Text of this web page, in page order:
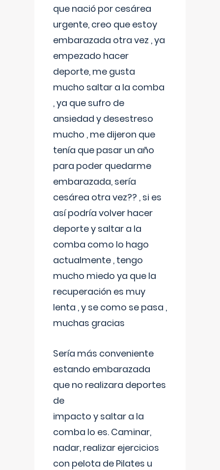
que nació por cesárea
urgente, creo que estoy
embarazada otra vez , ya
empezado hacer
deporte, me gusta
mucho saltar a la comba
, ya que sufro de
ansiedad y desestreso
mucho , me dijeron que
tenía que pasar un año
para poder quedarme
embarazada, sería
cesárea otra vez?? , si es
así podría volver hacer
deporte y saltar a la
comba como lo hago
actualmente , tengo
mucho miedo ya que la
recuperación es muy
lenta , y se como se pasa ,
muchas gracias
Sería más conveniente
estando embarazada
que no realizara deportes
de
impacto y saltar a la
comba lo es. Caminar,
nadar, realizar ejercicios
con pelota de Pilates u